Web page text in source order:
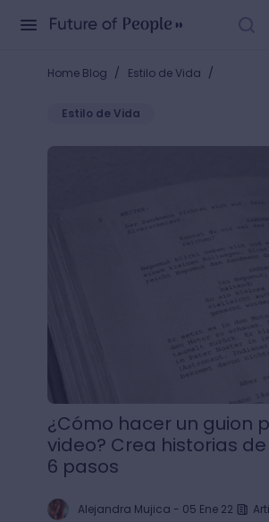
Home Blog / Estilo de Vida /
Estilo de Vida
¿Cómo hacer un guion para un
¿Cómo hacer un guion
video? Crea historias
6 pasos
Alejandra Mujica - 05 Ene 22